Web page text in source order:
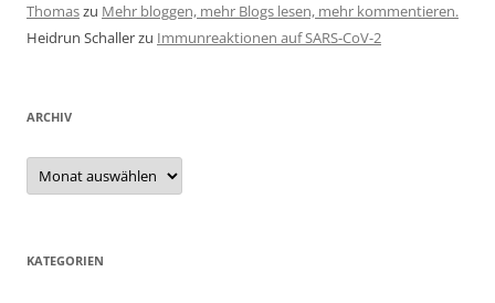
Thomaszu Mehr bloggen, mehr Blogs lesen, mehr kommentieren.
Heidrun Schallerzu Immunreaktionen auf SARS-CoV-2
ARCHIV
Archiv
KATEGORIEN